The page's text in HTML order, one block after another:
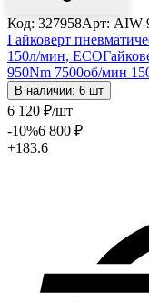
Код: 327958Арт: AIW-
Гайковерт
150л/мин, ECO
950Nm 7500об/мин
В наличии: 6 шт
6 120 ₽/шт
-10%6 800 ₽
+183.6